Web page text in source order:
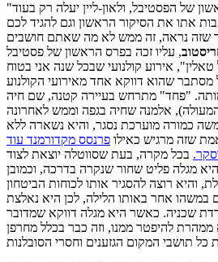
"פחד" לא הוקרן ביום הראשון של הפסטיבל, ולאון-ליין יעלה רק בעוד
אתו את הסיקור הראשון וגם להגיד לכם
, עליו זכה בפרס הראשון של פסטיבל
אירוע קולנועי שבכל שנה אני בטוח
שהוא דווקא אחד מאירועי הקולנוע
"פחד" מתרחש בעיירה קטנה, שם חיה
אלמנה שחיה בגפה וממש לאחרונה
כמורה מוערכת נסגר, והיא נשארה ללא
שזה מרגיש כאילו פרנסס מקדורמנד עוד
בכל מקרה, בעת שסווטלה יוצאת לצוד
מגלה פליט שחור שנקרה בדרכה, וכמובן
והיא רוצה להסגיר אותו לכוחות הביטחון
במשהו אחר באותו הלילה, לכן היא נאלצת
שכניה. כאשר היא מגלה דווקא שמדובר
להיפטר ממנו, וזה כבר בכלל מחרפן